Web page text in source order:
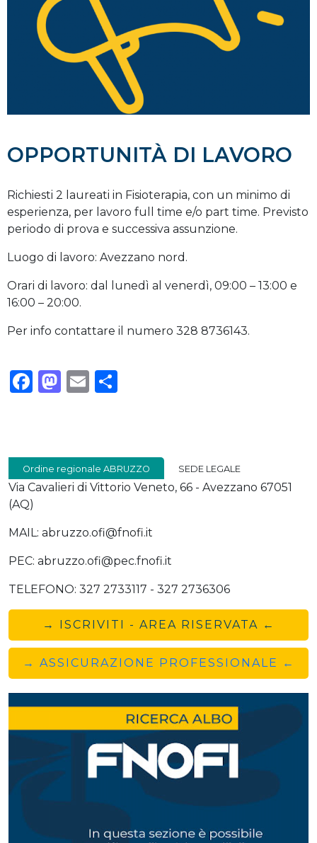
OPPORTUNITÀ DI LAVORO
Richiesti 2 laureati in Fisioterapia, con un minimo di
esperienza, per lavoro full time e/o part time. Previsto
periodo di prova e successiva assunzione.
Luogo di lavoro: Avezzano nord.
Orari di lavoro: dal lunedì al venerdì, 09:00 – 13:00 e
16:00 – 20:00.
Per info contattare il numero 328 8736143.
Facebook
Mastodon
Email
Ordine regionale ABRUZZO SEDE LEGALE
Via Cavalieri di Vittorio Veneto, 66 - Avezzano 67051
(AQ)
MAIL: abruzzo.ofi@fnofi.it
PEC: abruzzo.ofi@pec.fnofi.it
TELEFONO: 327 2733117 - 327 2736306
→ ISCRIVITI - AREA RISERVATA ←
→ ASSICURAZIONE PROFESSIONALE ←